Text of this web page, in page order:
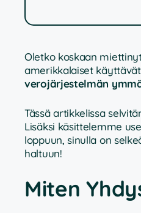
Oletko koskaan
amerikkalaiset
verojärjestelmän
Tässä artikkelissa
Lisäksi käsittelemme
loppuun, sinulla on
haltuun!
Miten